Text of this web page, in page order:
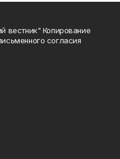
вестник" Копирование
согласия